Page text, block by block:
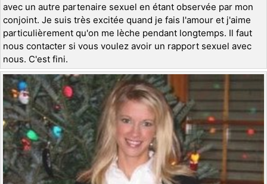
avec un autre partenaire sexuel en étant observée par mon
conjoint. Je suis très excitée quand je fais l'amour et j'aime
particulièrement qu'on me lèche pendant longtemps. Il faut
nous contacter si vous voulez avoir un rapport sexuel avec
nous. C'est fini.